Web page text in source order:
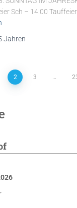
Sch – 14:00
Jahren
2 3